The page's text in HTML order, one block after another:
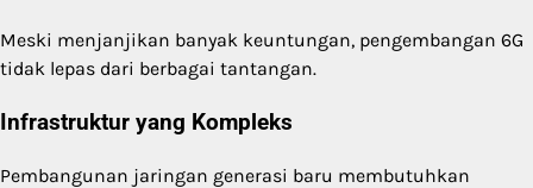
Meski menjanjikan banyak keuntungan, pengembangan 6G
tidak lepas dari berbagai tantangan.
Infrastruktur yang Kompleks
Pembangunan jaringan generasi baru membutuhkan